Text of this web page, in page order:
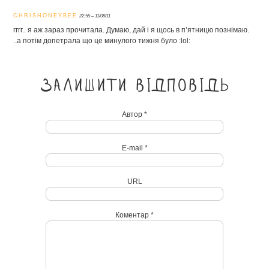
CHRISHONEYBEE 22:55 – 11/08/11
гггг.. я аж зараз прочитала. Думаю, дай і я щось в п’ятницю познімаю.
..а потім допетрала що це минулого тижня було :lol:
Залишити відповідь
Автор *
E-mail *
URL
Коментар *